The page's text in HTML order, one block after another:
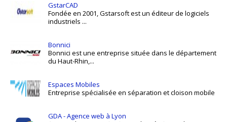
GstarCAD
Fondée en 2001, Gstarsoft est un éditeur de logiciels
industriels ...
Bonnici
Bonnici est une entreprise située dans le département
du Haut-Rhin,...
Espaces Mobiles
Entreprise spécialisée en séparation et cloison mobile
GDA - Agence web à Lyon